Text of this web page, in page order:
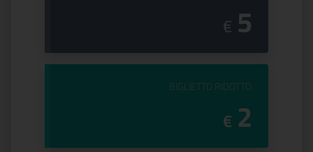
€ 5
PREZZO DEL
BIGLIETTO RIDOTTO
€ 2